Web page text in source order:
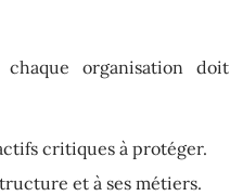
organisation doit
critiques à protéger.
et à ses métiers.